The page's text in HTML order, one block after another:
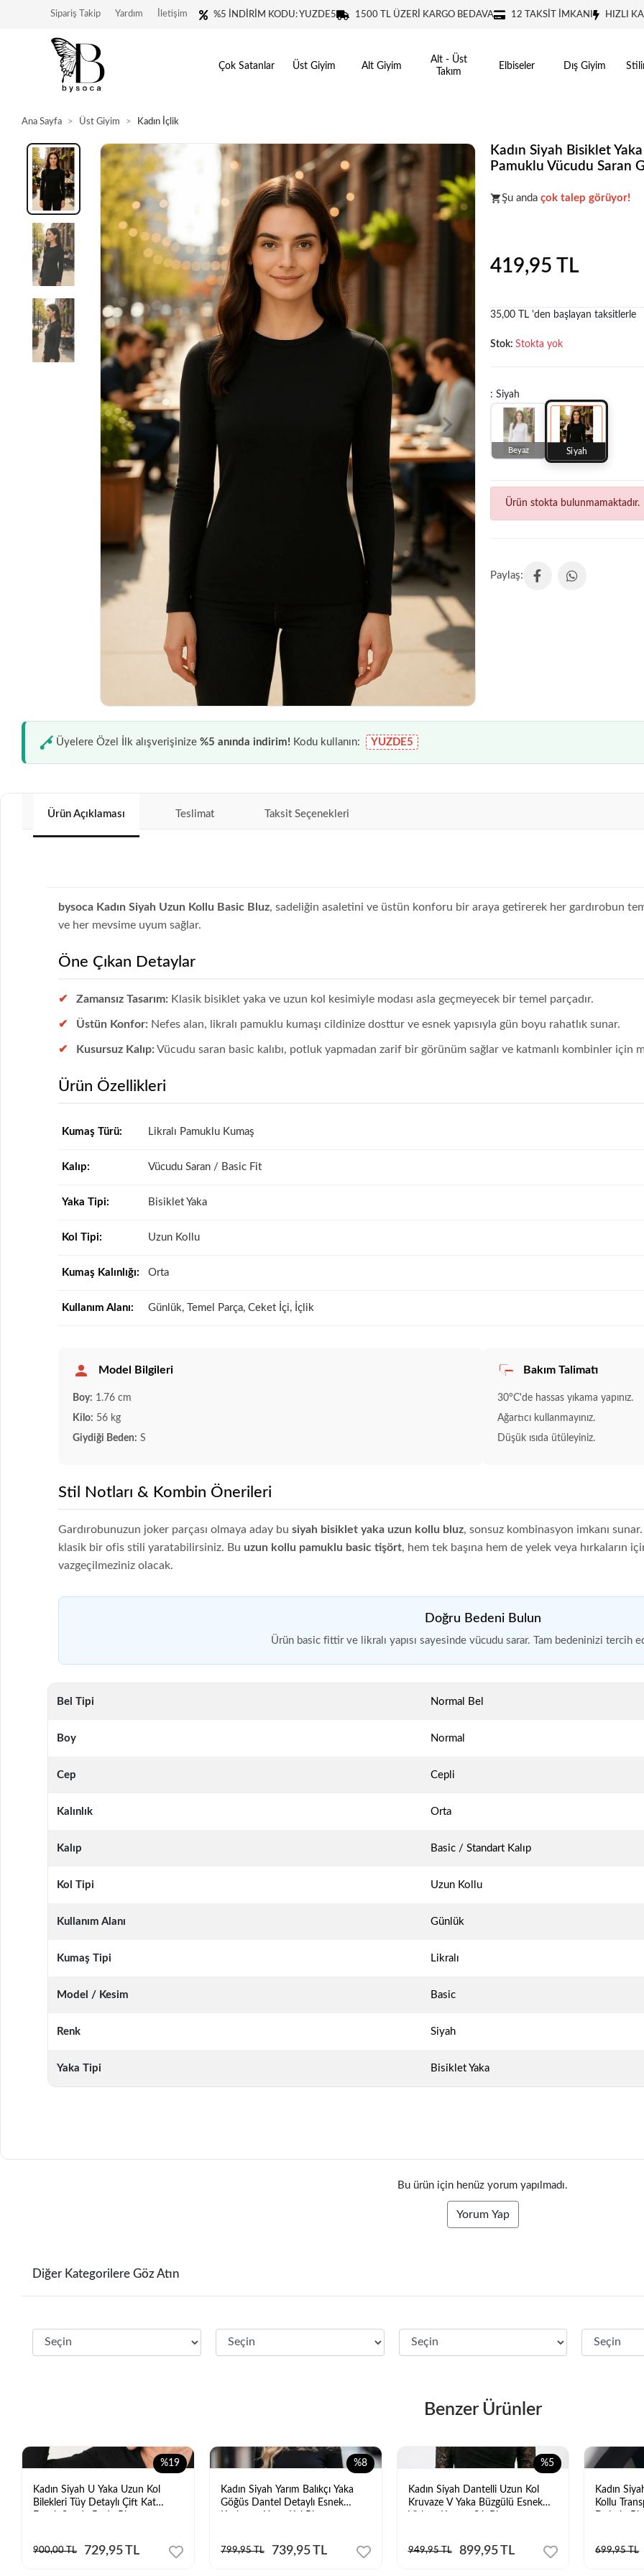
%5 İNDİRİM KODU: YUZDE5 1500 TL ÜZERİ KARGO BEDAVA 12 TAKSİT İMKANI HIZLI
Sipariş Takip Yardım İletişim
Çok Satanlar Üst Giyim Alt Giyim
Alt - Üst
Takım
Elbiseler Dış Giyim
Ana Sayfa Üst Giyim Kadın İçlik
Kadın Siyah Bisiklet
Pamuklu Vücudu Saran
Koleksiyonunen sevilen
Şu anda çok talep görüyor!
419,95 TL
35,00 TL 'den başlayan taksitlerle
Stok: Stokta yok
: Siyah
Beyaz Siyah
Ürün stokta bulunmamaktadır.
Üyelere Özel İlk alışverişinize%5 anında indirim! Kodu kullanın: YUZDE5
Ürün Açıklaması Teslimat Taksit Seçenekleri
bysoca Kadın Siyah Uzun Kollu Basic Bluz, sadeliğin asaletini ve üstün konforu bir araya getirerek her gardırobun
ve her mevsime uyum sağlar.
Öne Çıkan Detaylar
Zamansız Tasarım: Klasik bisiklet yaka ve uzun kol kesimiyle modası asla geçmeyecek bir temel parçadır.
Üstün Konfor: Nefes alan, likralı pamuklu kumaşı cildinize dosttur ve esnek yapısıyla gün boyu rahatlık sunar.
Kusursuz Kalıp: Vücudu saran basic kalıbı, potluk yapmadan zarif bir görünüm sağlar ve katmanlı kombinler için
Ürün Özellikleri
Kumaş Türü: Likralı Pamuklu Kumaş
Kalıp: Vücudu Saran / Basic Fit
Yaka Tipi: Bisiklet Yaka
Kol Tipi: Uzun Kollu
Kumaş Kalınlığı: Orta
Kullanım Alanı: Günlük, Temel Parça, Ceket İçi, İçlik
Model Bilgileri
Boy: 1.76 cm
Kilo: 56 kg
Giydiği Beden: S
Bakım Talimatı
30°C'de hassas yıkama yapınız.
Ağartıcı kullanmayınız.
Düşük ısıda ütüleyiniz.
Stil Notları & Kombin Önerileri
Gardırobunuzun joker parçası olmaya aday busiyah bisiklet yaka uzun kollu bluz, sonsuz kombinasyon imkanı
klasik bir ofis stili yaratabilirsiniz. Bu uzun kollu pamuklu basic tişört, hem tek başına hem de yelek veya hırkaların
vazgeçilmeziniz olacak.
Doğru Bedeni Bulun
Ürün basic fittir ve likralı yapısı sayesinde vücudu sarar. Tam bedeninizi tercih
Bel Tipi Normal Bel
Boy Normal
Cep Cepli
Kalınlık Orta
Kalıp Basic / Standart Kalıp
Kol Tipi Uzun Kollu
Kullanım Alanı Günlük
Kumaş Tipi Likralı
Model / Kesim Basic
Renk Siyah
Yaka Tipi Bisiklet Yaka
Bu ürün için henüz yorum yapılmadı.
Yorum Yap
Diğer Kategorilere Göz Atın
Benzer Ürünler
%19
Kadın Siyah U Yaka Uzun Kol
Bilekleri Tüy Detaylı Çift Kat
900,00 TL 729,95 TL
%8
Kadın Siyah Yarım Balıkçı Yaka
Göğüs Dantel Detaylı Esnek
799,95 TL 739,95 TL
%5
Kadın Siyah Dantelli Uzun Kol
Kruvaze V Yaka Büzgülü Esnek
949,95 TL 899,95 TL
Kadın
Kollu
699,95 TL